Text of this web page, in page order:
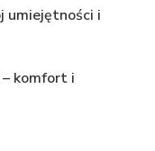
umiejętności i
komfort i